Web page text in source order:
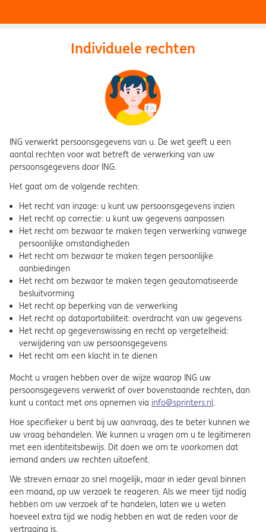
Individuele rechten
ING verwerkt persoonsgegevens van u. De wet geeft u een
aantal rechten voor wat betreft de verwerking van uw
persoonsgegevens door ING.
Het gaat om de volgende rechten:
Het recht van inzage: u kunt uw persoonsgegevens inzien
Het recht op correctie: u kunt uw gegevens aanpassen
Het recht om bezwaar te maken tegen verwerking vanwege
persoonlijke omstandigheden
Het recht om bezwaar te maken tegen persoonlijke
aanbiedingen
Het recht om bezwaar te maken tegen geautomatiseerde
besluitvorming
Het recht op beperking van de verwerking
Het recht op dataportabiliteit: overdracht van uw gegevens
Het recht op gegevenswissing en recht op vergetelheid:
verwijdering van uw persoonsgegevens
Het recht om een klacht in te dienen
Mocht u vragen hebben over de wijze waarop ING uw
persoonsgegevens verwerkt of over bovenstaande rechten, dan
kunt u contact met ons opnemen via info@sprinters.nl.
Hoe specifieker u bent bij uw aanvraag, des te beter kunnen we
uw vraag behandelen. We kunnen u vragen om u te legitimeren
met een identiteitsbewijs. Dit doen we om te voorkomen dat
iemand anders uw rechten uitoefent.
We streven ernaar zo snel mogelijk, maar in ieder geval binnen
een maand, op uw verzoek te reageren. Als we meer tijd nodig
hebben om uw verzoek af te handelen, laten we u weten
hoeveel extra tijd we nodig hebben en wat de reden voor de
vertraging is.